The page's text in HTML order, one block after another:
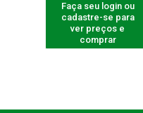
Faça seu login ou
cadastre-se para
ver preços e
comprar